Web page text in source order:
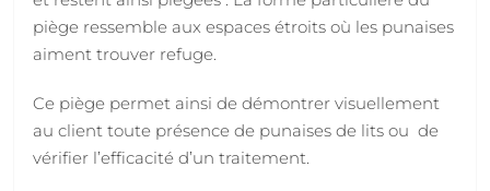
piège ressemble aux espaces étroits où les punaises
aiment trouver refuge.
Ce piège permet ainsi de démontrer visuellement
au client toute présence de punaises de lits ou de
vérifier l’efficacité d’un traitement.